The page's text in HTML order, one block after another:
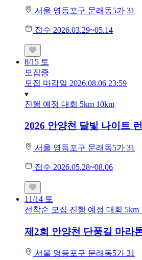
서울 영등포구 문래동5가 31
접수 2026.03.29~05.14
8/15 토
모집중
모집 마감일 2026.08.06 23:59
진행 예정 대회 5km 10km
2026 안양천 달빛 나이트 런
서울 영등포구 문래동5가 31
접수 2026.05.28~08.06
11/14 토
선착순 모집 진행 예정 대회 5km
제2회 안양천 단풍길 마라
서울 영등포구 문래동5가 31